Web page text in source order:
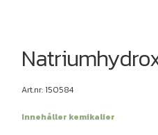
Art.nr: 150584
Innehåller kemikalier